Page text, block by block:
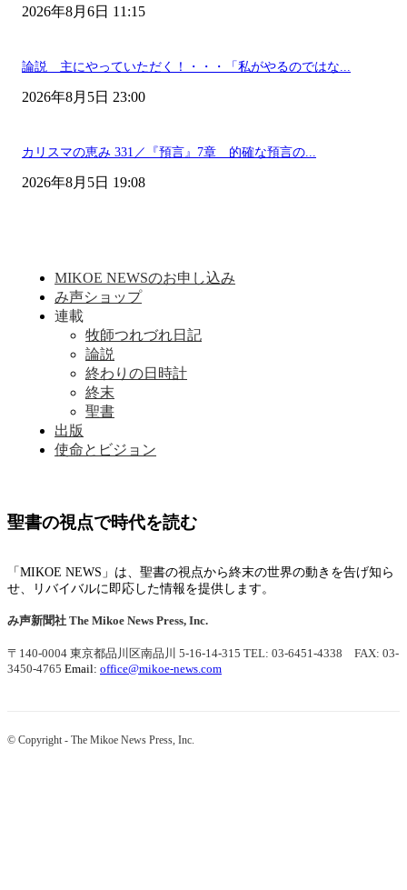
2026年8月6日 11:15
論説 主にやっていただく！・・・「私がやるのではな...
2026年8月5日 23:00
カリスマの恵み 331／『預言』7章 的確な預言の...
2026年8月5日 19:08
MIKOE NEWSのお申し込み
み声ショップ
連載
牧師つれづれ日記
論説
終わりの日時計
終末
聖書
出版
使命とビジョン
聖書の視点で時代を読む
「MIKOE NEWS」は、聖書の視点から終末の世界の動きを告げ知ら
せ、リバイバルに即応した情報を提供します。
み声新聞社 The Mikoe News Press, Inc.
〒140-0004 東京都品川区南品川 5-16-14-315 TEL: 03-6451-4338 FAX: 03-
3450-4765 Email: office@mikoe-news.com
© Copyright - The Mikoe News Press, Inc.